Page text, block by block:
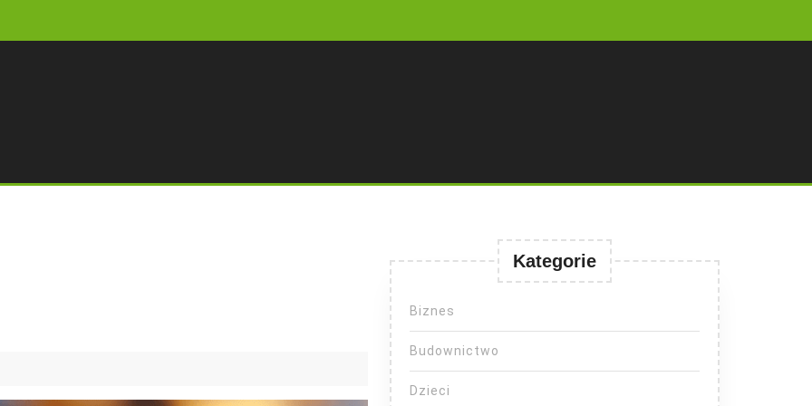
Kategorie
Biznes
Budownictwo
Dzieci